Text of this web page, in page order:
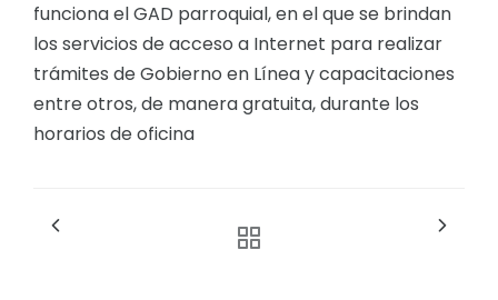
Procesos de contratación
Ejecución Presupuestaria
Obras y proyectos
funciona el GAD parroquial, en el que se brindan
los servicios de acceso a Internet para realizar
trámites de Gobierno en Línea y capacitaciones
entre otros, de manera gratuita, durante los
horarios de oficina